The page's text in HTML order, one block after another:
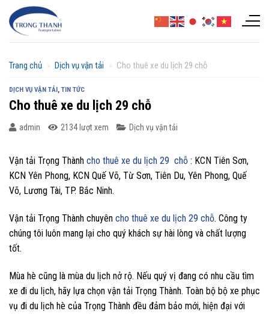
Chuyển
đến
Trang chủ » Dịch vụ vận tải » Cho thuê xe du lịch 29 chỗ
DỊCH VỤ VẬN TẢI, TIN TỨC
Cho thuê xe du lịch 29 chỗ
admin 2134 lượt xem Dịch vụ vận tải
Vận tải Trọng Thành cho thuê xe du lịch 29 chỗ : KCN Tiên Sơn,
KCN Yên Phong, KCN Quế Võ, Từ Sơn, Tiên Du, Yên Phong, Quế
Võ, Lương Tài, TP. Bắc Ninh.
Vận tải Trọng Thành chuyên cho thuê xe du lịch 29 chỗ. Công ty
chúng tôi luôn mang lại cho quý khách sự hài lòng và chất lượng
tốt.
Mùa hè cũng là mùa du lịch nở rộ. Nếu quý vị đang có nhu cầu tìm
xe đi du lịch, hãy lựa chọn vận tải Trọng Thành. Toàn bộ bộ xe phục
vụ đi du lịch hè của Trọng Thành đều đảm bảo mới, hiện đại với